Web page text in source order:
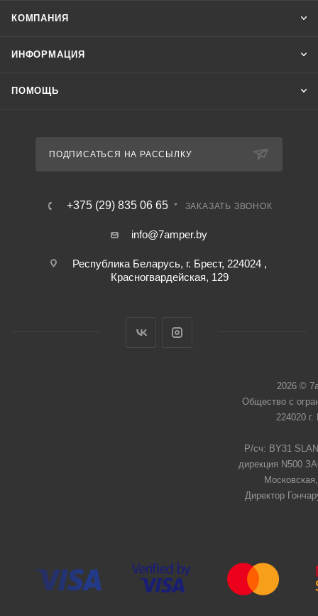
КОМПАНИЯ
ИНФОРМАЦИЯ
ПОМОЩЬ
ПОДПИСАТЬСЯ НА РАССЫЛКУ
+375 (29) 835 06 65 ЗАКАЗАТЬ ЗВОНОК
info@7amper.by
Республика Беларусь, г. Брест, 224024 ,
Красногвардейская, 129
2026 ©
Общество с
224020
Р/сч: BY31
дирекция N500
Директор